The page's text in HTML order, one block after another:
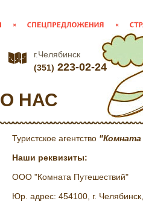
г.Челябинск
(351) 223-02-24
О НАС
Туристское агентство
Наши реквизиты:
ООО "Комната Путешествий"
Юр. адрес: 454100, г.